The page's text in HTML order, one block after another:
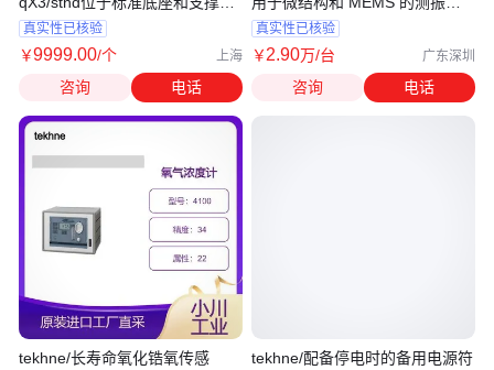
上的比色皿支架
真实性已核验
￥9999.00/个 上海
咨询 电话
tekhne/长寿命氧化锆氧传感
统
真实性已核验
￥2.90万/台 广东深圳
咨询 电话
tekhne/配备停电时的备用电源符